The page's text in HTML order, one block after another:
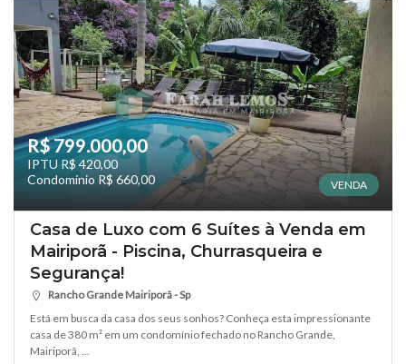
R$ 799.000,00
IPTU R$ 420,00
Condomínio R$ 660,00
VENDA
Casa de Luxo com 6 Suítes à Venda em
Mairiporã - Piscina, Churrasqueira e
Segurança!
Rancho Grande Mairiporã - Sp
Está em busca da casa dos seus sonhos? Conheça esta impressionante
casa de 380 m² em um condomínio fechado no Rancho Grande,
Mairiporã, ...